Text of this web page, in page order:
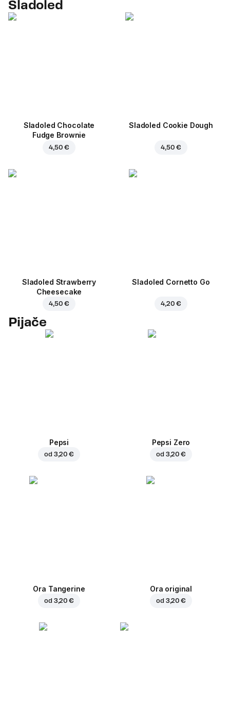
Sladoled
Sladoled Chocolate
Fudge Brownie
4,50 €
Sladoled Cookie Dough
4,50 €
Sladoled Strawberry
Cheesecake
4,50 €
Sladoled Cornetto Go
4,20 €
Pijače
Pepsi
od 3,20 €
Pepsi Zero
od 3,20 €
Ora Tangerine
od 3,20 €
Ora original
od 3,20 €